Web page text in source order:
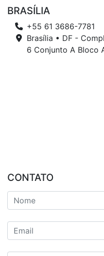
BRASÍLIA
+55 61 3686-7781
Brasília • DF -
6 Conjunto A Bloco
CONTATO